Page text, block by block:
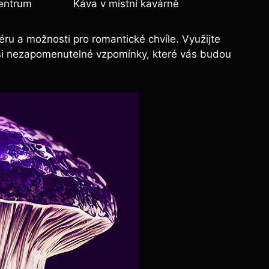
Káva‌ v místní kavárně
a možnosti ‍pro romantické chvíle. Využijte
vzpomínky, které vás budou